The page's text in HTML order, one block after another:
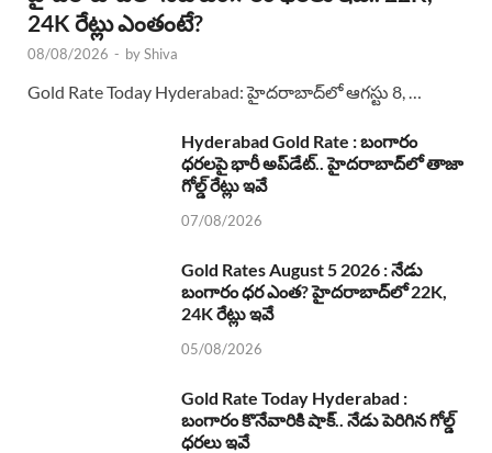
24K రేట్లు ఎంతంటే?
08/08/2026 - byShiva
Gold Rate Today Hyderabad: హైదరాబాద్‌లో ఆగస్టు 8, …
Hyderabad Gold Rate : బంగారం
ధరలపై భారీ అప్‌డేట్.. హైదరాబాద్‌లో తాజా
గోల్డ్ రేట్లు ఇవే
07/08/2026
Gold Rates August 5 2026 : నేడు
బంగారం ధర ఎంత? హైదరాబాద్‌లో 22K,
24K రేట్లు ఇవే
05/08/2026
Gold Rate Today Hyderabad :
బంగారం కొనేవారికి షాక్.. నేడు పెరిగిన గోల్డ్
ధరలు ఇవే